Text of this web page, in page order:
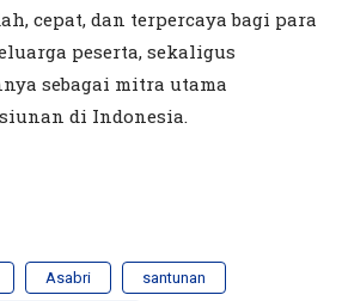
cepat, dan terpercaya bagi para
peserta, sekaligus
sebagai mitra utama
di Indonesia.
Asabri santunan